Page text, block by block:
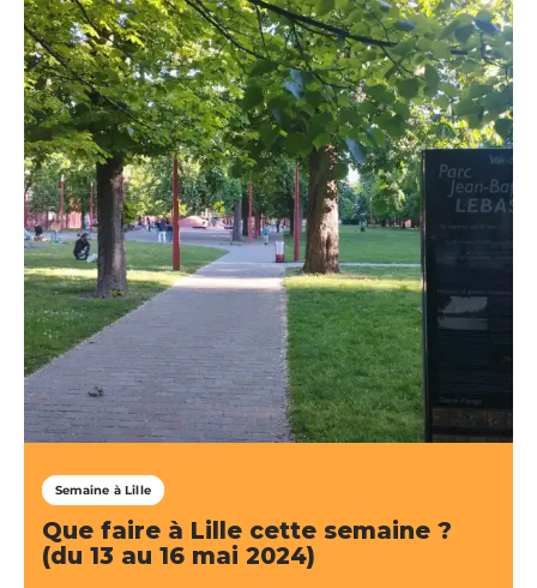
Semaine à Lille
Que faire à Lille cette semaine ?
(du 13 au 16 mai 2024)